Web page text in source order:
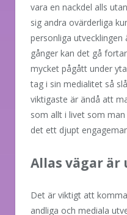
vara en nackdel alls
sig andra ovärderliga
personliga utvecklingen
gånger kan det gå
mycket pågått under
tag i sin medialitet så
viktigaste är ändå att
som allt i livet som
det ett djupt
Allas vägar är
Det är viktigt att
andliga och mediala